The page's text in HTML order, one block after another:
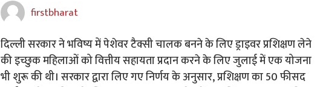
firstbharat
दिल्ली सरकार ने भविष्य में पेशेवर टैक्सी चालक बनने के लिए ड्राइवर प्रशिक्षण लेने
की इच्छुक महिलाओं को वित्तीय सहायता प्रदान करने के लिए जुलाई में एक योजना
भी शुरू की थी। सरकार द्वारा लिए गए निर्णय के अनुसार, प्रशिक्षण का 50 फीसद